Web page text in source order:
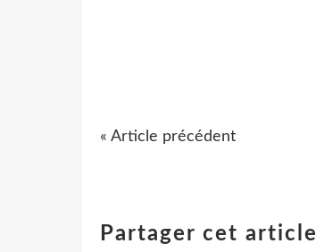
« Article précédent
Partager cet article